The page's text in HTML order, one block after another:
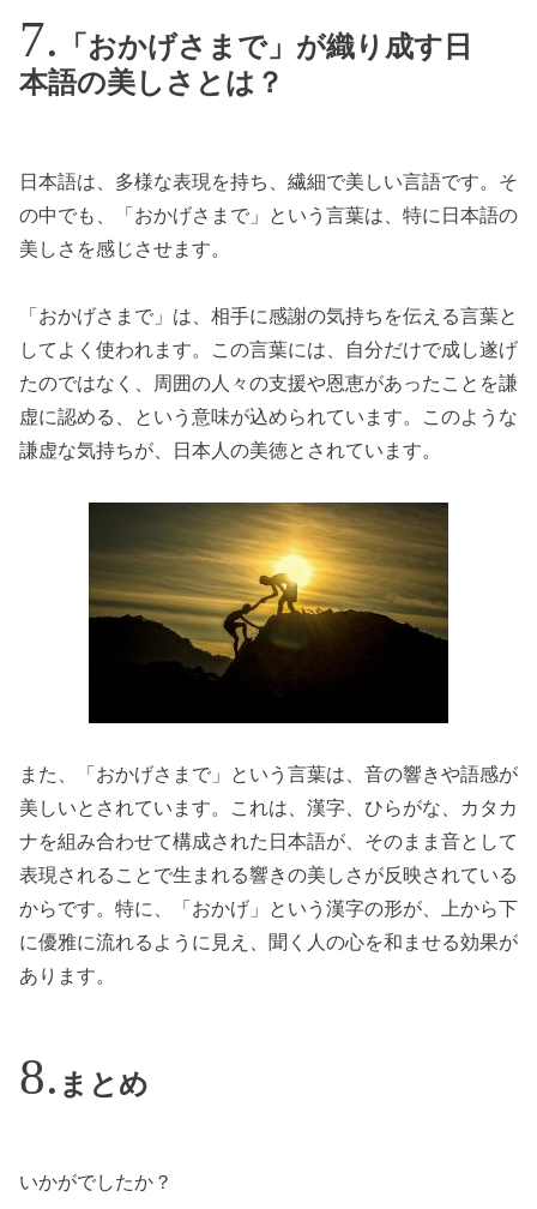
「おかげさまで」が織り成す日
本語の美しさとは？
日本語は、多様な表現を持ち、繊細で美しい言語です。そ
の中でも、「おかげさまで」という言葉は、特に日本語の
美しさを感じさせます。
「おかげさまで」は、相手に感謝の気持ちを伝える言葉と
してよく使われます。この言葉には、自分だけで成し遂げ
たのではなく、周囲の人々の支援や恩恵があったことを謙
虚に認める、という意味が込められています。このような
謙虚な気持ちが、日本人の美徳とされています。
また、「おかげさまで」という言葉は、音の響きや語感が
美しいとされています。これは、漢字、ひらがな、カタカ
ナを組み合わせて構成された日本語が、そのまま音として
表現されることで生まれる響きの美しさが反映されている
からです。特に、「おかげ」という漢字の形が、上から下
に優雅に流れるように見え、聞く人の心を和ませる効果が
あります。
まとめ
いかがでしたか？